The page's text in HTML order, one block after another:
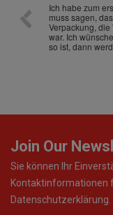
Ich habe zum
muss sagen,
Verpackung,
war. Ich
so ist, dann
Join Our
Sie können Ihr
Kontaktinformationen
Datenschutzerklärung.